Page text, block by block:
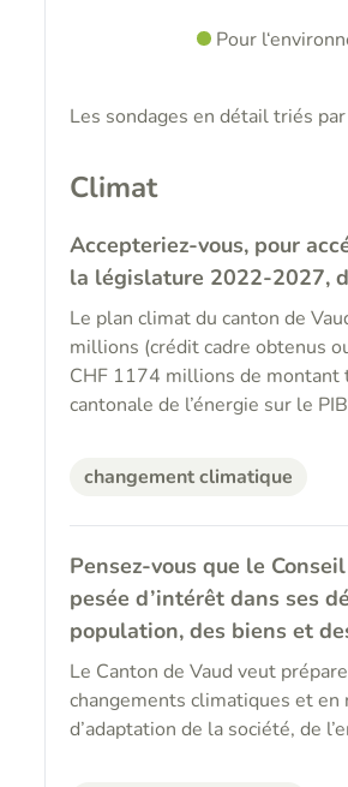
Pour
Les sondages en détail triés
Climat
Accepteriez-vous, pour
la législature 2022-2027,
Le plan climat du canton de
millions (crédit cadre obtenus
CHF 1174 millions de montant
cantonale de l’énergie sur le
changement climatique
Pensez-vous que le
pesée d’intérêt dans ses
population, des biens et
Le Canton de Vaud veut
changements climatiques et
d’adaptation de la société, de